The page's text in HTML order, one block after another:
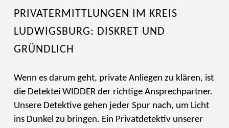
PRIVATERMITTLUNGEN IM KREIS
LUDWIGSBURG: DISKRET UND
GRÜNDLICH
Wenn es darum geht, private Anliegen zu klären, ist
die Detektei WIDDER der richtige Ansprechpartner.
Unsere Detektive gehen jeder Spur nach, um Licht
ins Dunkel zu bringen. Ein Privatdetektiv unserer